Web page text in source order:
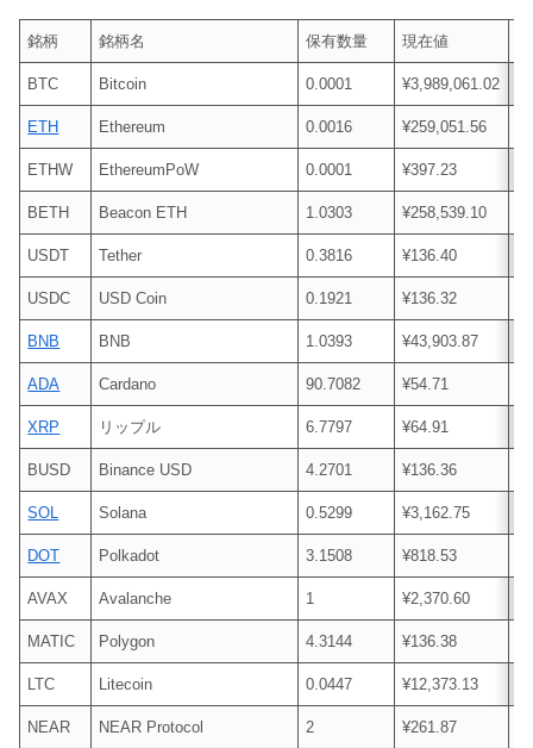
銘柄 銘柄名 保有数量 現在値
BTC Bitcoin 0.0001 ¥3,989,061.02
ETH Ethereum 0.0016 ¥259,051.56
ETHW EthereumPoW 0.0001 ¥397.23
BETH Beacon ETH 1.0303 ¥258,539.10
USDT Tether 0.3816 ¥136.40
USDC USD Coin 0.1921 ¥136.32
BNB BNB 1.0393 ¥43,903.87
ADA Cardano 90.7082 ¥54.71
XRP リップル 6.7797 ¥64.91
BUSD Binance USD 4.2701 ¥136.36
SOL Solana 0.5299 ¥3,162.75
DOT Polkadot 3.1508 ¥818.53
AVAX Avalanche 1 ¥2,370.60
MATIC Polygon 4.3144 ¥136.38
LTC Litecoin 0.0447 ¥12,373.13
NEAR NEAR Protocol 2 ¥261.87